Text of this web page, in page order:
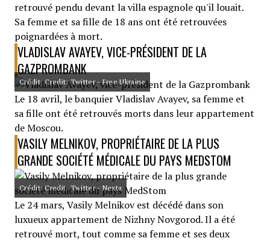
retrouvé pendu devant la villa espagnole qu'il louait.
Sa femme et sa fille de 18 ans ont été retrouvées
poignardées à mort.
VLADISLAV AVAYEV, VICE-PRÉSIDENT DE LA
GAZPROMBANK
Crédit: Credit: Twitter - Free Ukraine
Le 18 avril, le banquier Vladislav Avayev, sa femme et
sa fille ont été retrouvés morts dans leur appartement
de Moscou.
VASILY MELNIKOV, PROPRIÉTAIRE DE LA PLUS
GRANDE SOCIÉTÉ MÉDICALE DU PAYS MEDSTOM
Crédit: Credit: Twitter - Nexta
Le 24 mars, Vasily Melnikov est décédé dans son
luxueux appartement de Nizhny Novgorod. Il a été
retrouvé mort, tout comme sa femme et ses deux